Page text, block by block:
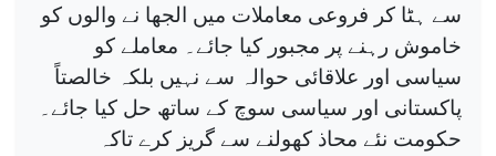
سے ہٹا کر فروعی معاملات میں الجھا نے والوں کو
خاموش رہنے پر مجبور کیا جائے۔ معاملے کو
سیاسی اور علاقائی حوالہ سے نہیں بلکہ خالصتاً
پاکستانی اور سیاسی سوچ کے ساتھ حل کیا جائے۔
حکومت نئے محاذ کھولنے سے گریز کرے تاکہ